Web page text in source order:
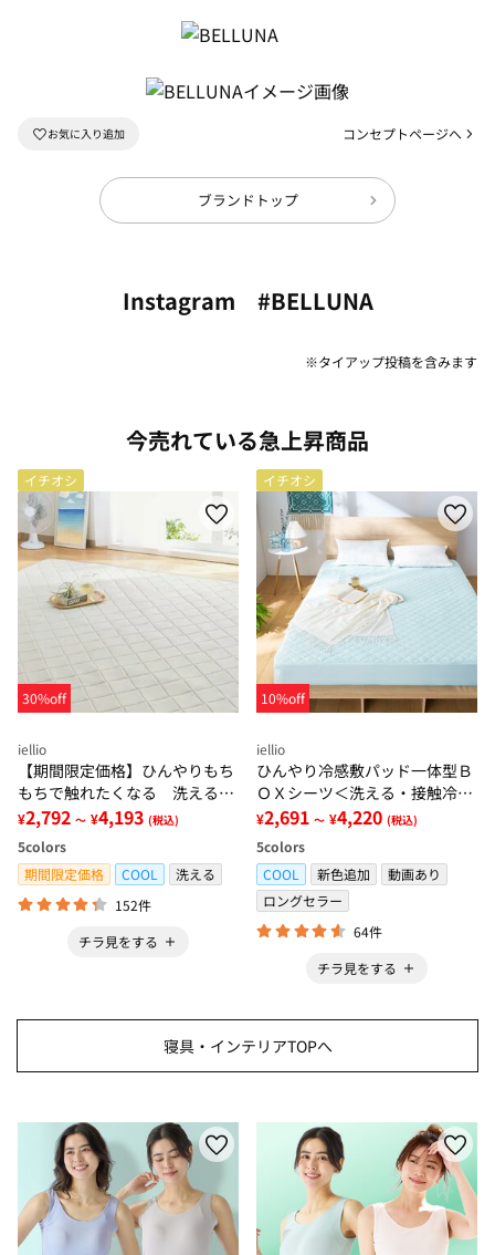
コンセプトページへ
ブランドトップ
Instagram #BELLUNA
※タイアップ投稿を含みます
今売れている急上昇商品
イチオシ
30%off
iellio
【期間限定価格】ひんやりもち
もちで触れたくなる 洗えるラ
グ＜低反発・滑りにくい・接触
冷感・防ダニ・カーペット＞
¥2,792 ～ ¥4,193 (税込)
5colors
期間限定価格
COOL
洗える
152件
チラ見をする
イチオシ
10%off
iellio
ひんやり冷感敷パッド一体型Ｂ
ＯＸシーツ＜洗える・接触冷
感・抗菌防臭・時短・家事楽・
ボックスシーツ・寝苦しさ対策
＞
¥2,691 ～ ¥4,220 (税込)
5colors
COOL
新色追加
動画あり
ロングセラー
64件
チラ見をする
寝具・インテリアTOPへ